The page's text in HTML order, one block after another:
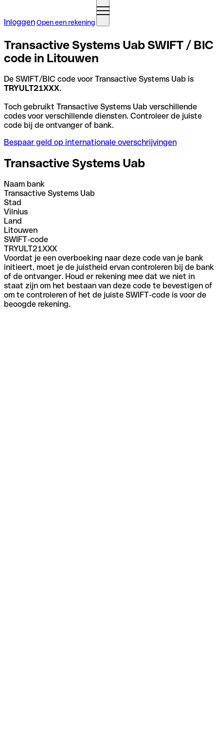
InloggenOpen een rekening
Transactive Systems Uab SWIFT / BIC
code in Litouwen
De SWIFT/BIC code voor Transactive Systems Uab is
TRYULT21XXX.
Toch gebruikt Transactive Systems Uab verschillende
codes voor verschillende diensten. Controleer de juiste
code bij de ontvanger of bank.
Bespaar geld op internationale overschrijvingen
Transactive Systems Uab
Naam bank
Transactive Systems Uab
Stad
Vilnius
Land
Litouwen
SWIFT-code
TRYULT21XXX
Voordat je een overboeking naar deze code van je bank
initieert, moet je de juistheid ervan controleren bij de bank
of de ontvanger. Houd er rekening mee dat we niet in
staat zijn om het bestaan van deze code te bevestigen of
om te controleren of het de juiste SWIFT-code is voor de
beoogde rekening.